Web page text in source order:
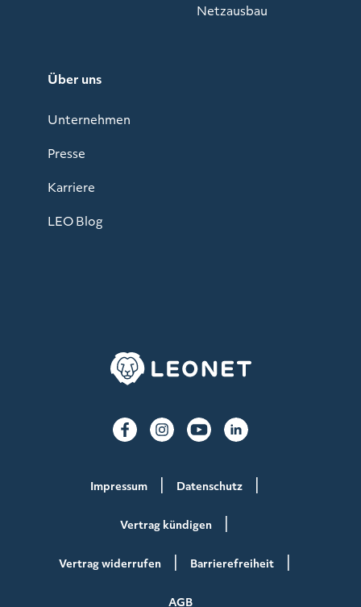
Netzausbau
Über uns
Unternehmen
Presse
Karriere
LEO Blog
Impressum Datenschutz
Vertrag kündigen
Vertrag widerrufen Barrierefreiheit
AGB